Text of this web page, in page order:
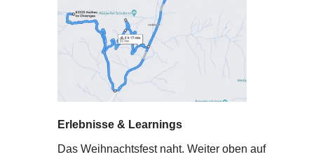
Erlebnisse & Learnings
Das Weihnachtsfest naht. Weiter oben auf